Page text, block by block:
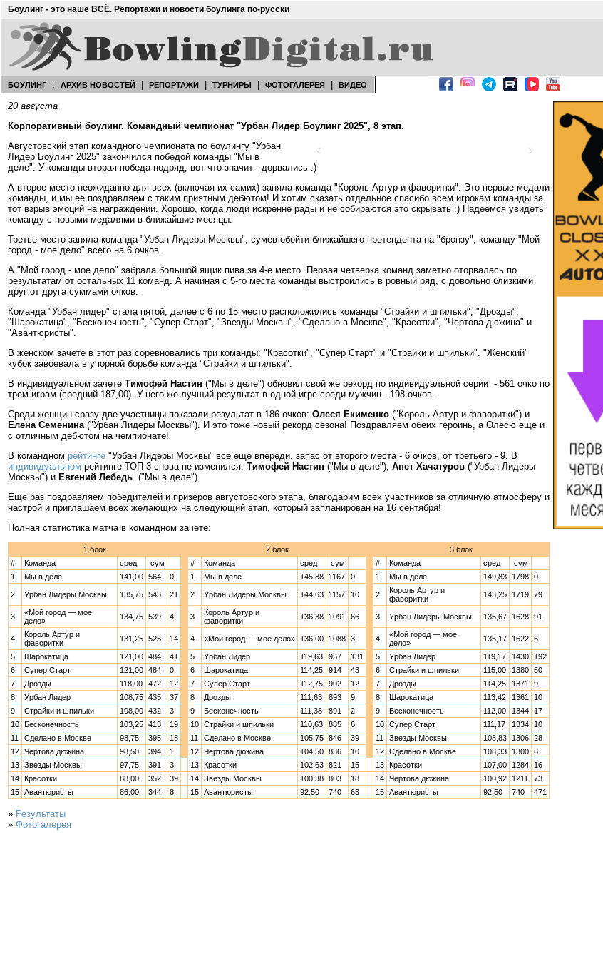
Боулинг - это наше ВСЁ. Репортажи и новости боулинга по-русски
БОУЛИНГ : АРХИВ НОВОСТЕЙ РЕПОРТАЖИ ТУРНИРЫ ФОТОГАЛЕРЕЯ ВИДЕО
20 августа
Корпоративный боулинг. Командный чемпионат "Урбан Лидер Боулинг 2025", 8 этап.
‹ ›
Августовский этап командного чемпионата по боулингу "Урбан
Лидер Боулинг 2025" закончился победой команды "Мы в
деле". У команды вторая победа подряд, вот что значит - дорвались :)
А второе место неожиданно для всех (включая их самих) заняла команда "Король Артур и фаворитки". Это первые медали
команды, и мы ее поздравляем с таким приятным дебютом! И хотим сказать отдельное спасибо всем игрокам команды за
тот взрыв эмоций на награждении. Хорошо, когда люди искренне рады и не собираются это скрывать :) Надеемся увидеть
команду с новыми медалями в ближайшие месяцы.
Третье место заняла команда "Урбан Лидеры Москвы", сумев обойти ближайшего претендента на "бронзу", команду "Мой
город - мое дело" всего на 6 очков.
А "Мой город - мое дело" забрала большой ящик пива за 4-е место. Первая четверка команд заметно оторвалась по
результатам от остальных 11 команд. А начиная с 5-го места команды выстроились в ровный ряд, с довольно близкими
друг от друга суммами очков.
Команда "Урбан лидер" стала пятой, далее с 6 по 15 место расположились команды "Страйки и шпильки", "Дрозды",
"Шарокатица", "Бесконечность", "Супер Старт", "Звезды Москвы", "Сделано в Москве", "Красотки", "Чертова дюжина" и
"Авантюристы".
В женском зачете в этот раз соревновались три команды: "Красотки", "Супер Старт" и "Страйки и шпильки". "Женский"
кубок завоевала в упорной борьбе команда "Страйки и шпильки".
В индивидуальном зачете Тимофей Настин ("Мы в деле") обновил свой же рекорд по индивидуальной серии - 561 очко по
трем играм (средний 187,00). У него же лучший результат в одной игре среди мужчин - 198 очков.
Среди женщин сразу две участницы показали результат в 186 очков: Олеся Екименко ("Король Артур и фаворитки") и
Елена Семенина("Урбан Лидеры Москвы"). И это тоже новый рекорд сезона! Поздравляем обеих героинь, а Олесю еще и
с отличным дебютом на чемпионате!
В командном рейтинге "Урбан Лидеры Москвы" все еще впереди, запас от второго места - 6 очков, от третьего - 9. В
индивидуальном рейтинге ТОП-3 снова не изменился: Тимофей Настин ("Мы в деле"), Апет Хачатуров ("Урбан Лидеры
Москвы") и Евгений Лебедь ("Мы в деле").
Еще раз поздравляем победителей и призеров августовского этапа, благодарим всех участников за отличную атмосферу и
настрой и приглашаем всех желающих на следующий этап, который запланирован на 16 сентября!
Полная статистика матча в командном зачете:
1 блок 2 блок
3 блок
#
Команда сред сум # Команда сред сум # Команда сред
сум
1
Мы в деле 141,00 564 0 1 Мы в деле 145,88 1167 0 1 Мы в деле 149,83 1798 0
2 Урбан Лидеры Москвы 135,75 543 21 2 Урбан Лидеры Москвы 144,63 1157 10 2
Король Артур и
фаворитки
143,25 1719 79
3
«Мой город — мое
дело»
134,75 539 4 3
Король Артур и
фаворитки
136,38 1091 66 3 Урбан Лидеры Москвы 135,67 1628 91
4
Король Артур и
фаворитки
131,25 525 14 4 «Мой город — мое дело» 136,00 1088 3 4
«Мой город — мое
дело»
135,17 1622 6
5 Шарокатица 121,00 484 41 5 Урбан Лидер 119,63 957 131 5 Урбан Лидер 119,17 1430
192
6
Супер Старт 121,00 484 0 6 Шарокатица 114,25 914 43 6 Страйки и шпильки 115,00 1380 50
7
Дрозды 118,00 472 12 7 Супер Старт 112,75 902 12 7 Дрозды 114,25 1371
9
8
Урбан Лидер 108,75 435 37 8 Дрозды 111,63 893 9 8 Шарокатица 113,42 1361
10
9
Страйки и шпильки 108,00 432 3 9 Бесконечность 111,38 891 2 9 Бесконечность 112,00 1344
17
10 Бесконечность 103,25 413 19 10 Страйки и шпильки 110,63 885 6 10 Супер Старт 111,17 1334
10
11
Сделано в Москве 98,75 395 18 11 Сделано в Москве 105,75 846 39 11 Звезды Москвы 108,83 1306 28
12 Чертова дюжина 98,50 394 1 12 Чертова дюжина 104,50 836 10 12 Сделано в Москве 108,33 1300 6
13 Звезды Москвы 97,75 391 3 13 Красотки 102,63 821 15 13 Красотки 107,00 1284
16
14 Красотки 88,00 352 39 14 Звезды Москвы 100,38 803 18 14 Чертова дюжина 100,92 1211
73
15 Авантюристы 86,00 344 8 15 Авантюристы 92,50 740 63 15 Авантюристы 92,50 740 471
» Результаты
» Фотогалерея